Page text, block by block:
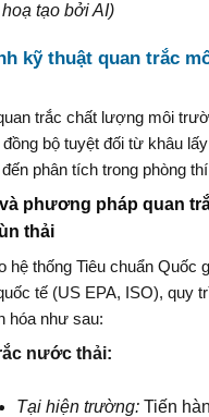
tạo bởi AI)
kỹ thuật quan trắc
trắc chất lượng môi
bộ tuyệt đối từ khâu
phân tích trong phòng
phương pháp quan
thải
hệ thống Tiêu chuẩn Quốc
tế (US EPA, ISO), quy
hóa như sau:
nước thải:
Tại hiện trường:Tiến